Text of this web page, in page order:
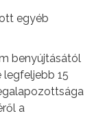
egyéb
benyújtásától
15
a